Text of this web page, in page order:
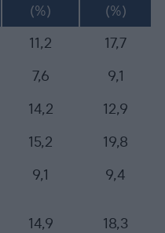
(%)
(%)
11,2
17,7
7,6
9,1
14,2
12,9
15,2
19,8
9,1 9,4
14,9 18,3